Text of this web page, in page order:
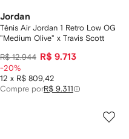
Jordan
Tênis Air Jordan 1 Retro Low OG
"Medium Olive" x Travis Scott
R$ 12.944 R$ 9.713
12 x R$ 809,42
-20%
Compre porR$ 9.311